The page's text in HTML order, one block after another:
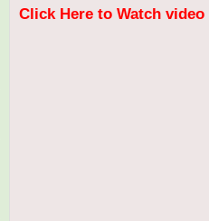
Click Here to Watch video